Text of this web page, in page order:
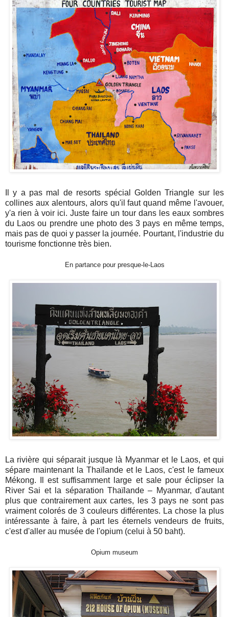
Il y a pas mal de resorts spécial Golden Triangle sur les
collines aux alentours, alors qu'il faut quand même l'avouer,
y'a rien à voir ici. Juste faire un tour dans les eaux sombres
du Laos ou prendre une photo des 3 pays en même temps,
mais pas de quoi y passer la journée. Pourtant, l'industrie du
tourisme fonctionne très bien.
En partance pour presque-le-Laos
La rivière qui séparait jusque là Myanmar et le Laos, et qui
sépare maintenant la Thaïlande et le Laos, c'est le fameux
Mékong. Il est suffisamment large et sale pour éclipser la
River Sai et la séparation Thaïlande – Myanmar, d'autant
plus que contrairement aux cartes, les 3 pays ne sont pas
vraiment colorés de 3 couleurs différentes. La chose la plus
intéressante à faire, à part les éternels vendeurs de fruits,
c'est d'aller au musée de l'opium (celui à 50 baht).
Opium museum